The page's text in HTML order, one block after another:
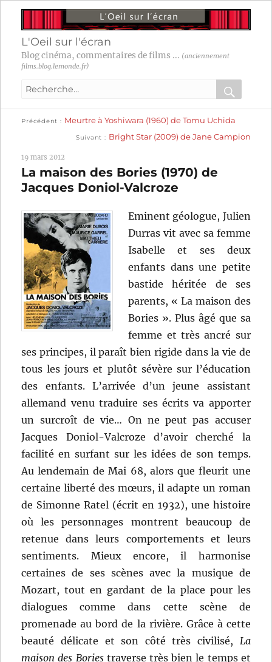
L'Oeil sur l'écran
Blog cinéma, commentaires de films ... (anciennement
films.blog.lemonde.fr)
Recherche
:
OK
Navigation
l’article
Précédent
précédente :
Meurtre à Yoshiwara (1960) de Tomu Uchida
Suivant
suivante :
Bright Star (2009) de Jane Campion
19 mars 2012
La maison des Bories (1970) de
Jacques Doniol-Valcroze
Eminent géologue, Julien
Durras vit avec sa femme
Isabelle et ses deux
enfants dans une petite
bastide héritée de ses
parents, « La maison des
Bories ». Plus âgé que sa
femme et très ancré sur
ses principes, il paraît bien rigide dans la vie de
tous les jours et plutôt sévère sur l’éducation
des enfants. L’arrivée d’un jeune assistant
allemand venu traduire ses écrits va apporter
un surcroît de vie… On ne peut pas accuser
Jacques Doniol-Valcroze d’avoir cherché la
facilité en surfant sur les idées de son temps.
Au lendemain de Mai 68, alors que fleurit une
certaine liberté des mœurs, il adapte un roman
de Simonne Ratel (écrit en 1932), une histoire
où les personnages montrent beaucoup de
retenue dans leurs comportements et leurs
sentiments. Mieux encore, il harmonise
certaines de ses scènes avec la musique de
Mozart, tout en gardant de la place pour les
dialogues comme dans cette scène de
promenade au bord de la rivière. Grâce à cette
beauté délicate et son côté très civilisé, La
maison des Boriestraverse très bien le temps et